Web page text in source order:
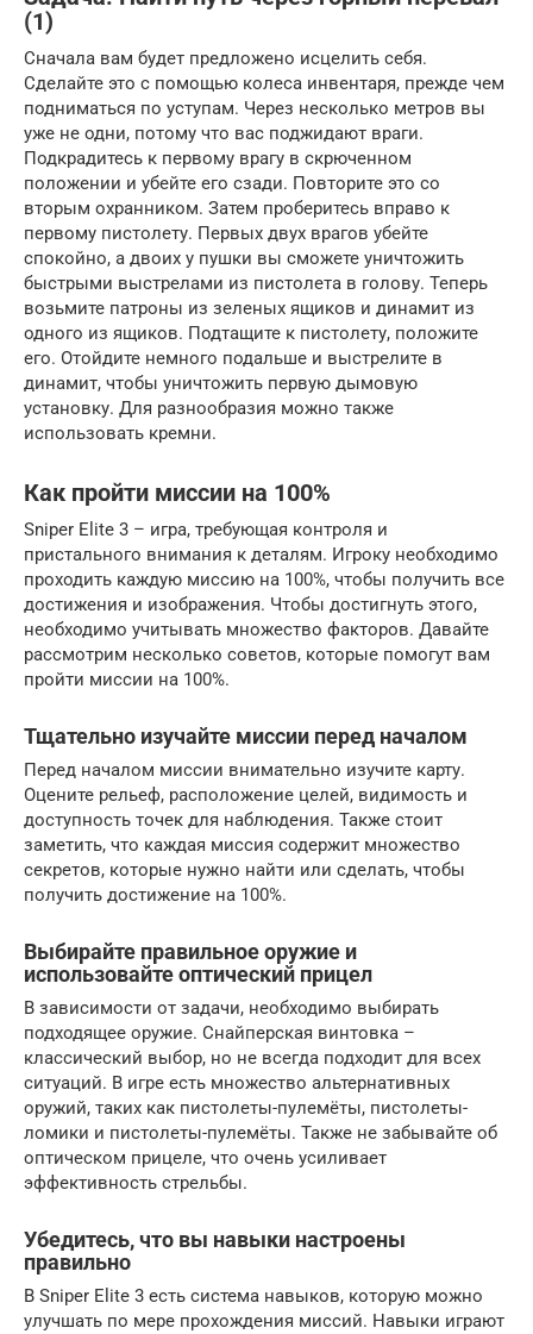
(1)
Сначала вам будет предложено исцелить себя.
Сделайте это с помощью колеса инвентаря, прежде чем
подниматься по уступам. Через несколько метров вы
уже не одни, потому что вас поджидают враги.
Подкрадитесь к первому врагу в скрюченном
положении и убейте его сзади. Повторите это со
вторым охранником. Затем проберитесь вправо к
первому пистолету. Первых двух врагов убейте
спокойно, а двоих у пушки вы сможете уничтожить
быстрыми выстрелами из пистолета в голову. Теперь
возьмите патроны из зеленых ящиков и динамит из
одного из ящиков. Подтащите к пистолету, положите
его. Отойдите немного подальше и выстрелите в
динамит, чтобы уничтожить первую дымовую
установку. Для разнообразия можно также
использовать кремни.
Как пройти миссии на 100%
Sniper Elite 3 – игра, требующая контроля и
пристального внимания к деталям. Игроку необходимо
проходить каждую миссию на 100%, чтобы получить все
достижения и изображения. Чтобы достигнуть этого,
необходимо учитывать множество факторов. Давайте
рассмотрим несколько советов, которые помогут вам
пройти миссии на 100%.
Тщательно изучайте миссии перед началом
Перед началом миссии внимательно изучите карту.
Оцените рельеф, расположение целей, видимость и
доступность точек для наблюдения. Также стоит
заметить, что каждая миссия содержит множество
секретов, которые нужно найти или сделать, чтобы
получить достижение на 100%.
Выбирайте правильное оружие и
использовайте оптический прицел
В зависимости от задачи, необходимо выбирать
подходящее оружие. Снайперская винтовка –
классический выбор, но не всегда подходит для всех
ситуаций. В игре есть множество альтернативных
оружий, таких как пистолеты-пулемёты, пистолеты-
ломики и пистолеты-пулемёты. Также не забывайте об
оптическом прицеле, что очень усиливает
эффективность стрельбы.
Убедитесь, что вы навыки настроены
правильно
В Sniper Elite 3 есть система навыков, которую можно
улучшать по мере прохождения миссий. Навыки играют